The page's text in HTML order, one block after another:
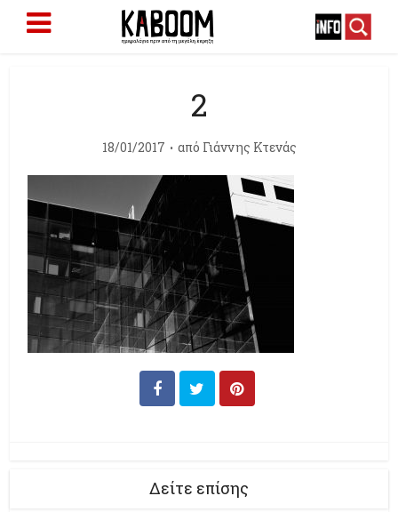
2
18/01/2017 από Γιάννης Κτενάς
Δείτε επίσης